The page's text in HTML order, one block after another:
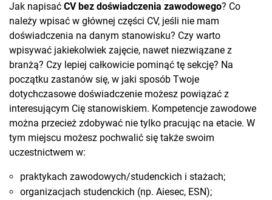
Jak napisać CV bez doświadczenia zawodowego? Co
należy wpisać w głównej części CV, jeśli nie mam
doświadczenia na danym stanowisku? Czy warto
wpisywać jakiekolwiek zajęcie, nawet niezwiązane z
branżą? Czy lepiej całkowicie pominąć tę sekcję? Na
początku zastanów się, w jaki sposób Twoje
dotychczasowe doświadczenie możesz powiązać z
interesującym Cię stanowiskiem. Kompetencje zawodowe
można przecież zdobywać nie tylko pracując na etacie. W
tym miejscu możesz pochwalić się także swoim
uczestnictwem w:
praktykach zawodowych/studenckich i stażach;
organizacjach studenckich (np. Aiesec, ESN);